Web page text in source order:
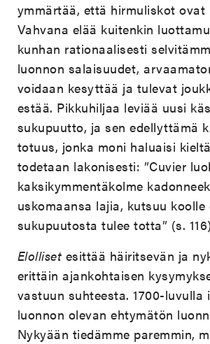
ymmärtää, että hirmuliskot ovat
Vahvana elää kuitenkin
kunhan rationaalisesti
luonnon salaisuudet,
voidaan kesyttää ja tulevat
estää. Pikkuhiljaa leviää uusi
sukupuutto, ja sen edellyttämä
totuus, jonka moni haluaisi
todetaan lakonisesti: ”Cuvier
kaksikymmentäkolme
uskomaansa lajia, kutsuu koolle
sukupuutosta tulee totta” (s.
Elolliset esittää häiritsevän ja
erittäin ajankohtaisen
vastuun suhteesta. 1700-luvulla
luonnon olevan ehtymätön
Nykyään tiedämme paremmin,